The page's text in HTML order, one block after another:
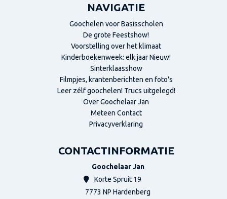
NAVIGATIE
Goochelen voor Basisscholen
De grote Feestshow!
Voorstelling over het klimaat
Kinderboekenweek: elk jaar Nieuw!
Sinterklaasshow
Filmpjes, krantenberichten en foto's
Leer zélf goochelen! Trucs uitgelegd!
Over Goochelaar Jan
Meteen Contact
Privacyverklaring
CONTACTINFORMATIE
Goochelaar Jan
Korte Spruit 19
7773 NP Hardenberg